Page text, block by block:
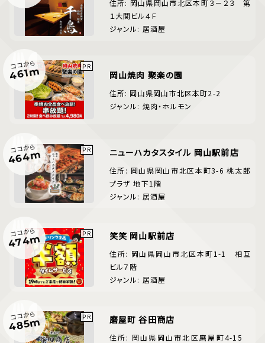
住所: 岡山県岡山市北区本町３－２３ 第
１大関ビル４Ｆ
ジャンル: 居酒屋
ココから
461m 岡山焼肉 聚楽の園
住所: 岡山県岡山市北区本町2-2
ジャンル: 焼肉・ホルモン
ココから
464m ニューハカタスタイル 岡山駅前店
住所: 岡山県岡山市北区本町3-6 桃太郎
プラザ 地下1階
ジャンル: 居酒屋
ココから
474m 笑笑 岡山駅前店
住所: 岡山県岡山市北区本町1-1 相互
ビル７階
ジャンル: 居酒屋
ココから
485m 磨屋町 谷田商店
住所: 岡山県岡山市北区磨屋町4-15